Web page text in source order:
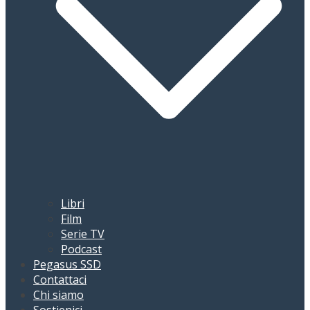
Libri
Film
Serie TV
Podcast
Pegasus SSD
Contattaci
Chi siamo